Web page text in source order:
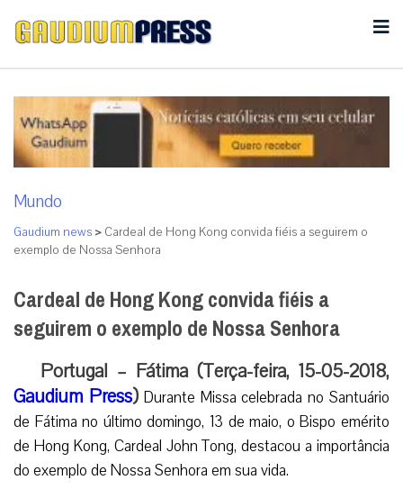
Mundo
Gaudium news > Cardeal de Hong Kong convida fiéis a seguirem o
exemplo de Nossa Senhora
Cardeal de Hong Kong convida fiéis a
seguirem o exemplo de Nossa Senhora
Portugal – Fátima (Terça-feira, 15-05-2018,
Gaudium Press)Durante Missa celebrada no Santuário
de Fátima no último domingo, 13 de maio, o Bispo emérito
de Hong Kong, Cardeal John Tong, destacou a importância
do exemplo de Nossa Senhora em sua vida.